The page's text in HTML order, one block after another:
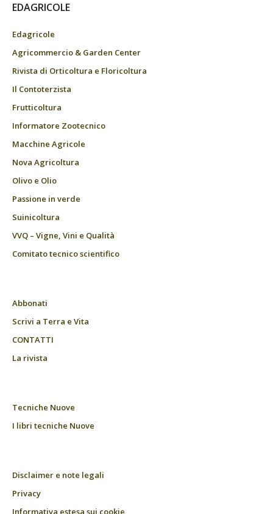
EDAGRICOLE
Edagricole
Agricommercio & Garden Center
Rivista di Orticoltura e Floricoltura
Il Contoterzista
Frutticoltura
Informatore Zootecnico
Macchine Agricole
Nova Agricoltura
Olivo e Olio
Passione in verde
Suinicoltura
VVQ – Vigne, Vini e Qualità
Comitato tecnico scientifico
Abbonati
Scrivi a Terra e Vita
CONTATTI
La rivista
Tecniche Nuove
I libri tecniche Nuove
Disclaimer e note legali
Privacy